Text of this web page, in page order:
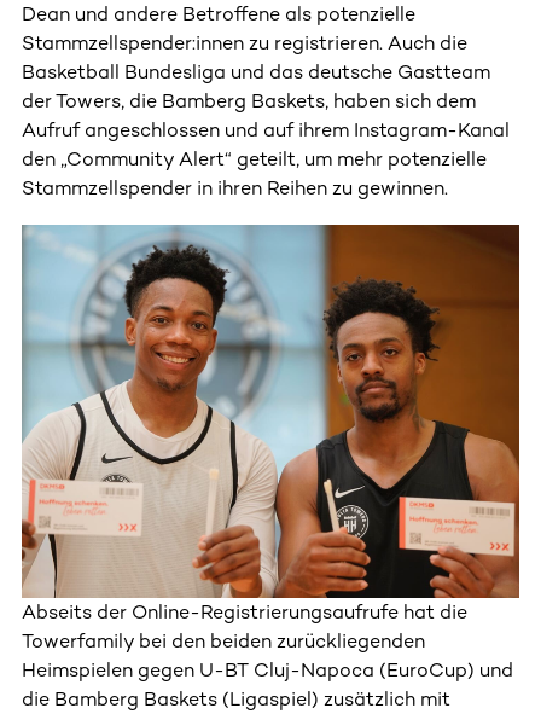
Dean und andere Betroffene als potenzielle
Stammzellspender:innen zu registrieren. Auch die
Basketball Bundesliga und das deutsche Gastteam
der Towers, die Bamberg Baskets, haben sich dem
Aufruf angeschlossen und auf ihrem Instagram-Kanal
den „Community Alert“ geteilt, um mehr potenzielle
Stammzellspender in ihren Reihen zu gewinnen.
Abseits der Online-Registrierungsaufrufe hat die
Towerfamily bei den beiden zurückliegenden
Heimspielen gegen U-BT Cluj-Napoca (EuroCup) und
die Bamberg Baskets (Ligaspiel) zusätzlich mit